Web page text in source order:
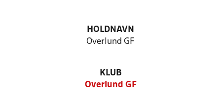
HOLDNAVN
Overlund GF
KLUB
Overlund GF